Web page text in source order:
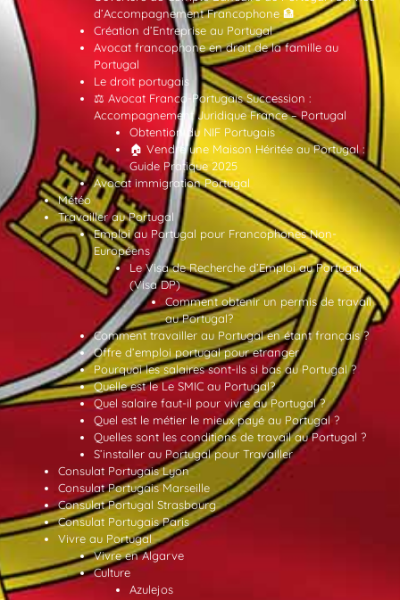
d’Accompagnement Francophone 🏦
Création d’Entreprise au Portugal
Avocat francophone en droit de la famille au
Portugal
Le droit portugais
⚖️ Avocat Franco-Portugais Succession :
Accompagnement Juridique France – Portugal
Obtention du NIF Portugais
🏠 Vendre une Maison Héritée au Portugal :
Guide Pratique 2025
Avocat immigration Portugal
Météo
Travailler au Portugal
Emploi au Portugal pour Francophones Non-
Européens
Le Visa de Recherche d’Emploi au Portugal
(Visa DP)
Comment obtenir un permis de travail
au Portugal?
Comment travailler au Portugal en étant français ?
Offre d’emploi portugal pour etranger
Pourquoi les salaires sont-ils si bas au Portugal ?
Quelle est le Le SMIC au Portugal?
Quel salaire faut-il pour vivre au Portugal ?
Quel est le métier le mieux payé au Portugal ?
Quelles sont les conditions de travail au Portugal ?
S’installer au Portugal pour Travailler
Consulat Portugais Lyon
Consulat Portugais Marseille
Consulat Portugal Strasbourg
Consulat Portugais Paris
Vivre au Portugal
Vivre en Algarve
Culture
Azulejos